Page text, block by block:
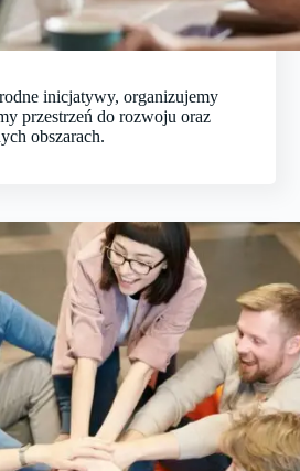
inicjatywy, organizujemy
przestrzeń do rozwoju oraz
obszarach.